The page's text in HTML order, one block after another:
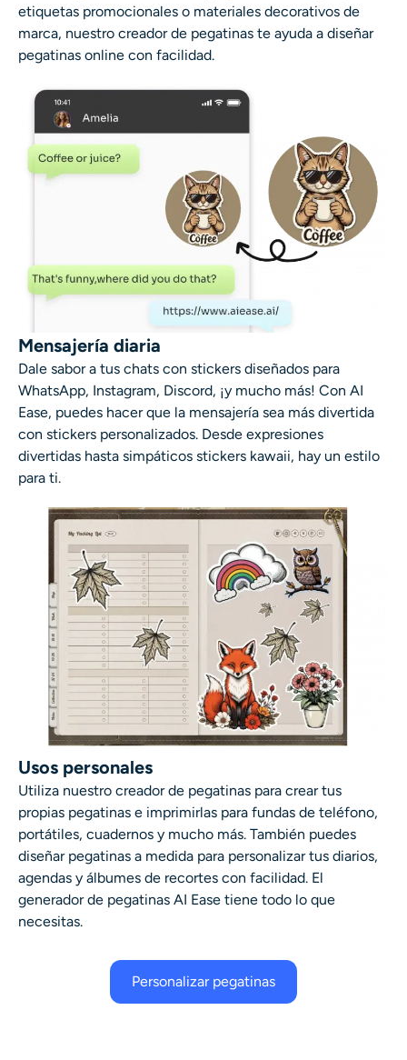
etiquetas promocionales o materiales decorativos de
marca, nuestro creador de pegatinas te ayuda a diseñar
pegatinas online con facilidad.
Mensajería diaria
Dale sabor a tus chats con stickers diseñados para
WhatsApp, Instagram, Discord, ¡y mucho más! Con AI
Ease, puedes hacer que la mensajería sea más divertida
con stickers personalizados. Desde expresiones
divertidas hasta simpáticos stickers kawaii, hay un estilo
para ti.
Usos personales
Utiliza nuestro creador de pegatinas para crear tus
propias pegatinas e imprimirlas para fundas de teléfono,
portátiles, cuadernos y mucho más. También puedes
diseñar pegatinas a medida para personalizar tus diarios,
agendas y álbumes de recortes con facilidad. El
generador de pegatinas AI Ease tiene todo lo que
necesitas.
Personalizar pegatinas